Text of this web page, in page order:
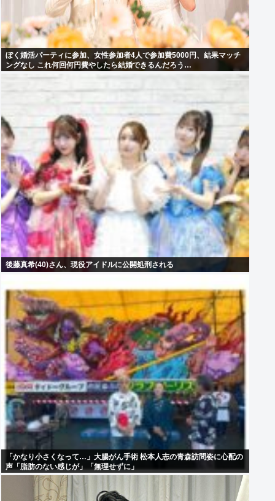
ぼく婚活パーティに参加、女性参加者4人で参加費5000円、結果マッチ
ングなし これ何回何円費やしたら結婚できるんだろう…
後藤真希(40)さん、現役アイドルに公開処刑される
「かなり小さくなって…」大腸がん手術 松本人志の青森訪問姿に心配の
声「脂肪のない感じが」「無理せずに」